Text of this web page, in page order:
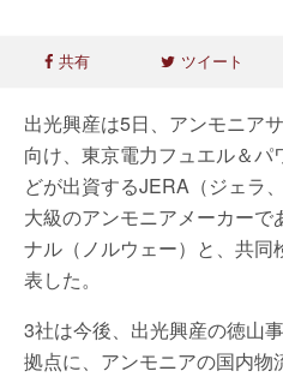
共有 ツイート
出光興産は5日、アンモニア
向け、東京電力フュエル＆
どが出資するJERA（ジェラ
大級のアンモニアメーカーで
ナル（ノルウェー）と、共同
表した。
3社は今後、出光興産の徳山
拠点に、アンモニアの国内物